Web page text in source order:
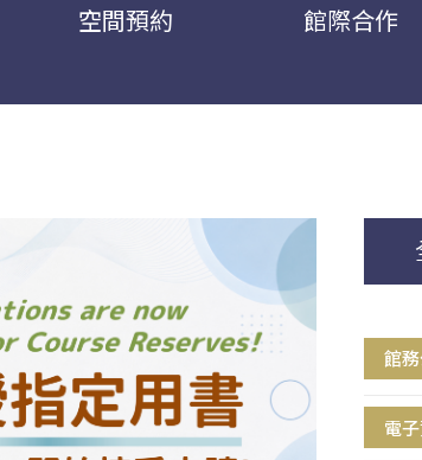
空間預約 館際合作
館
電